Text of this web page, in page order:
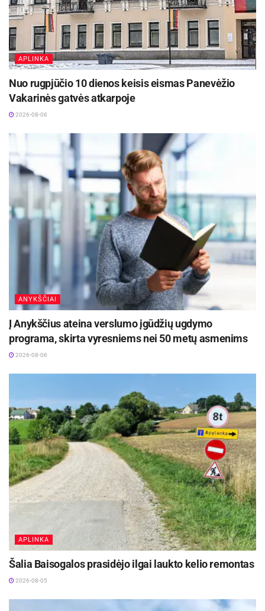
APLINKA
Nuo rugpjūčio 10 dienos keisis eismas Panevėžio
Vakarinės gatvės atkarpoje
2026-08-06
ANYKŠČIAI
Į Anykščius ateina verslumo įgūdžių ugdymo
programa, skirta vyresniems nei 50 metų asmenims
2026-08-06
APLINKA
Šalia Baisogalos prasidėjo ilgai laukto kelio remontas
2026-08-05